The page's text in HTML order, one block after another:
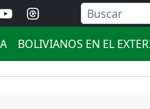
BOLIVIANOS EN EL